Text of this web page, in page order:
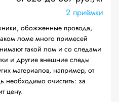
2 приёмки
обожженные провода,
ломе много примесей
такой лом и со следами
и другие внешние следы
материалов, например, от
необходимо очистить: за
цену.